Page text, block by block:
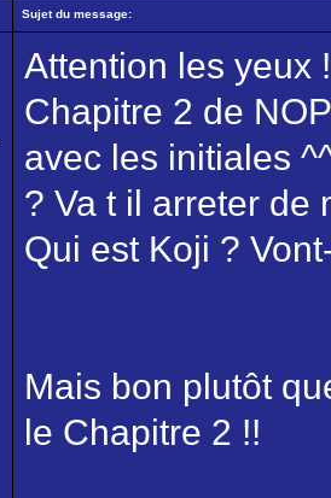
Sujet du message:
Attention les yeux
Chapitre 2 de
avec les initiales
? Va t il arreter de
Qui est Koji ?
Mais bon plutôt
le Chapitre 2 !!